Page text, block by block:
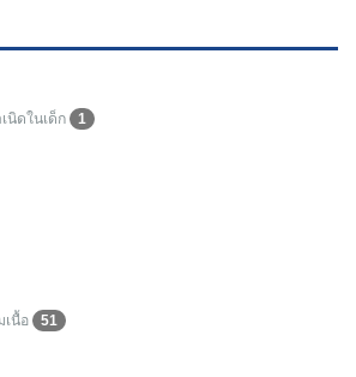
นิดในเด็ก
1
นื้อ
51